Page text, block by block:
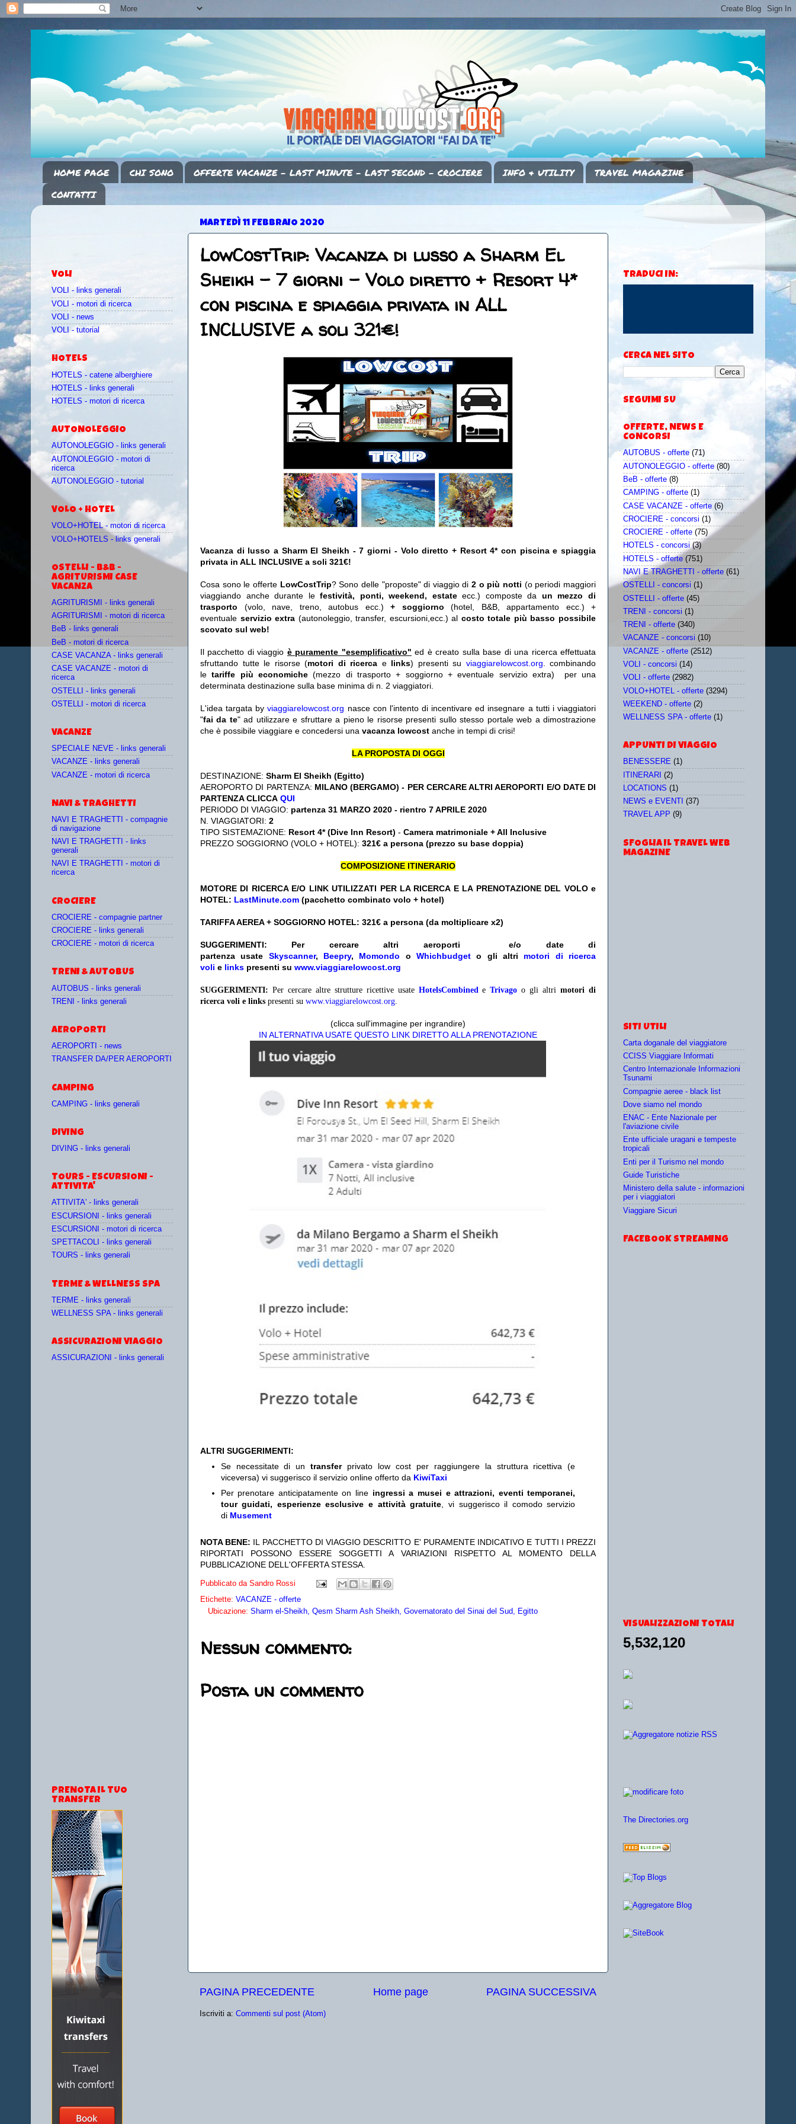
HOME PAGE CHI SONO OFFERTE VACANZE - LAST MINUTE - LAST SECOND - CROCIERE INFO & UTILITY
TRAVEL MAGAZINE
CONTATTI
MARTEDÌ 11 FEBBRAIO 2020
LowCostTrip: Vacanza di lusso a Sharm El
Sheikh - 7 giorni - Volo diretto + Resort 4*
con piscina e spiaggia privata in ALL
INCLUSIVE a soli 321€!
Vacanza di lusso a Sharm El Sheikh - 7 giorni - Volo diretto + Resort 4* con piscina e spiaggia
privata in ALL INCLUSIVE a soli 321€!
Cosa sono le offerte LowCostTrip? Sono delle "proposte" di viaggio di2 o più notti (o periodi maggiori
viaggiando anche durante lefestività, ponti, weekend, estateecc.) composte da un mezzo di
trasporto (volo, nave, treno, autobus ecc.) + soggiorno (hotel, B&B, appartamento ecc.) +
eventuale servizio extra (autonoleggio, transfer, escursioni,ecc.) al costo totale più basso possibile
scovato sul web!
Il pacchetto di viaggio è puramente "esemplificativo" ed è creato sulla base di una ricerca effettuata
sfruttando tutte le risorse (motori di ricerca e links) presenti su viaggiarelowcost.org . combinando
le tariffe più economiche(mezzo di trasporto + soggiorno + eventuale servizio extra)
per una
determinata destinazione sulla base minima di n. 2 viaggiatori.
L'idea targata byviaggiarelowcost.org nasce con l'intento di incentivare ed insegnare a tutti i viaggiatori
"fai da te" ad utilizzare e sfruttare a pieno le risorse presenti sullo stesso portale web a dimostrazione
che è possibile viaggiare e concedersi una vacanza lowcost anche in tempi di crisi!
LA PROPOSTA DI OGGI
DESTINAZIONE: Sharm El Sheikh (Egitto)
AEROPORTO DI PARTENZA: MILANO (BERGAMO) - PER CERCARE ALTRI AEROPORTI E/O DATE DI
PARTENZA CLICCA QUI
PERIODO DI VIAGGIO: partenza 31 MARZO 2020 - rientro 7 APRILE 2020
N. VIAGGIATORI: 2
TIPO SISTEMAZIONE: Resort 4* (Dive Inn Resort) - Camera matrimoniale + All Inclusive
PREZZO SOGGIORNO (VOLO + HOTEL): 321€ a persona (prezzo su base doppia)
COMPOSIZIONE ITINERARIO
MOTORE DI RICERCA E/O LINK UTILIZZATI PER LA RICERCA E LA PRENOTAZIONE DEL VOLO e
HOTEL: LastMinute.com (pacchetto combinato volo + hotel)
TARIFFA AEREA + SOGGIORNO HOTEL: 321€ a persona (da moltiplicare x2)
SUGGERIMENTI: Per cercare altri aeroporti e/o date di
partenza usate Skyscanner, Beepry, Momondo oWhichbudget o gli altri motori di ricerca
voli e links presenti su www.viaggiarelowcost.org
SUGGERIMENTI: Per cercare altre strutture ricettive usate HotelsCombinedeTrivago o gli altrimotori di
ricerca voli e links presenti su www.viaggiarelowcost.org.
(clicca sull'immagine per ingrandire)
IN ALTERNATIVA USATE QUESTO LINK DIRETTO ALLA PRENOTAZIONE
ALTRI SUGGERIMENTI:
Se necessitate di untransfer privato low cost per raggiungere la struttura ricettiva (e
viceversa) vi suggerisco il servizio online offerto da KiwiTaxi
Per prenotare anticipatamente on line ingressi a musei e attrazioni, eventi temporanei,
tour guidati, esperienze esclusive e attività gratuite , vi suggerisco il comodo servizio
di Musement
NOTA BENE: IL PACCHETTO DI VIAGGIO DESCRITTO E' PURAMENTE INDICATIVO E TUTTI I PREZZI
RIPORTATI POSSONO ESSERE SOGGETTI A VARIAZIONI RISPETTO AL MOMENTO DELLA
PUBBLICAZIONE DELL'OFFERTA STESSA.
Pubblicato da Sandro Rossi
Etichette: VACANZE - offerte
Ubicazione: Sharm el-Sheikh, Qesm Sharm Ash Sheikh, Governatorato del Sinai del Sud, Egitto
Nessun commento:
Posta un commento
PAGINA PRECEDENTE PAGINA SUCCESSIVA
Home page
Iscriviti a: Commenti sul post (Atom)
VOLI
VOLI - links generali
VOLI - motori di ricerca
VOLI - news
VOLI - tutorial
HOTELS
HOTELS - catene alberghiere
HOTELS - links generali
HOTELS - motori di ricerca
AUTONOLEGGIO
AUTONOLEGGIO - links generali
AUTONOLEGGIO - motori di
ricerca
AUTONOLEGGIO - tutorial
VOLO + HOTEL
VOLO+HOTEL - motori di ricerca
VOLO+HOTELS - links generali
OSTELLI - B&B -
AGRITURISMI CASE
VACANZA
AGRITURISMI - links generali
AGRITURISMI - motori di ricerca
BeB - links generali
BeB - motori di ricerca
CASE VACANZA - links generali
CASE VACANZE - motori di
ricerca
OSTELLI - links generali
OSTELLI - motori di ricerca
VACANZE
SPECIALE NEVE - links generali
VACANZE - links generali
VACANZE - motori di ricerca
NAVI & TRAGHETTI
NAVI E TRAGHETTI - compagnie
di navigazione
NAVI E TRAGHETTI - links
generali
NAVI E TRAGHETTI - motori di
ricerca
CROCIERE
CROCIERE - compagnie partner
CROCIERE - links generali
CROCIERE - motori di ricerca
TRENI & AUTOBUS
AUTOBUS - links generali
TRENI - links generali
AEROPORTI
AEROPORTI - news
TRANSFER DA/PER AEROPORTI
CAMPING
CAMPING - links generali
DIVING
DIVING - links generali
TOURS - ESCURSIONI -
ATTIVITA'
ATTIVITA' - links generali
ESCURSIONI - links generali
ESCURSIONI - motori di ricerca
SPETTACOLI - links generali
TOURS - links generali
TERME & WELLNESS SPA
TERME - links generali
WELLNESS SPA - links generali
ASSICURAZIONI VIAGGIO
ASSICURAZIONI - links generali
PRENOTA IL TUO
TRANSFER
TRADUCI IN:
CERCA NEL SITO
SEGUIMI SU
OFFERTE, NEWS E
CONCORSI
AUTOBUS - offerte (71)
AUTONOLEGGIO - offerte (80)
BeB - offerte (8)
CAMPING - offerte (1)
CASE VACANZE - offerte (6)
CROCIERE - concorsi (1)
CROCIERE - offerte (75)
HOTELS - concorsi (3)
HOTELS - offerte (751)
NAVI E TRAGHETTI - offerte (61)
OSTELLI - concorsi (1)
OSTELLI - offerte (45)
TRENI - concorsi (1)
TRENI - offerte (340)
VACANZE - concorsi (10)
VACANZE - offerte (2512)
VOLI - concorsi (14)
VOLI - offerte (2982)
VOLO+HOTEL - offerte (3294)
WEEKEND - offerte (2)
WELLNESS SPA - offerte (1)
APPUNTI DI VIAGGIO
BENESSERE (1)
ITINERARI (2)
LOCATIONS (1)
NEWS e EVENTI
(37)
TRAVEL APP (9)
SFOGLIA IL TRAVEL WEB
MAGAZINE
SITI UTILI
Carta doganale del viaggiatore
CCISS Viaggiare Informati
Centro Internazionale Informazioni
Tsunami
Compagnie aeree - black list
Dove siamo nel mondo
ENAC - Ente Nazionale per
l'aviazione civile
Ente ufficiale uragani e tempeste
tropicali
Enti per il Turismo nel mondo
Guide Turistiche
Ministero della salute - informazioni
per i viaggiatori
Viaggiare Sicuri
FACEBOOK STREAMING
VISUALIZZAZIONI TOTALI
5,532,120
The Directories.org